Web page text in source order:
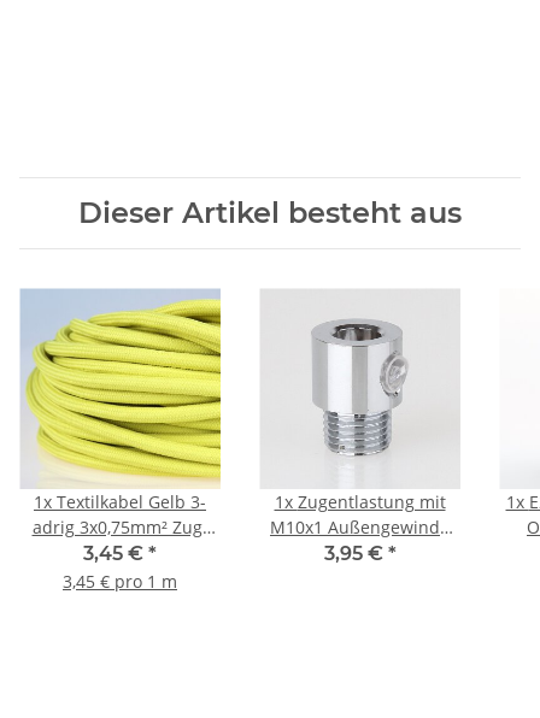
Dieser Artikel besteht aus
1x Textilkabel Gelb 3-
adrig 3x0,75mm² Zug-
Pendelleitung S03RT-F
3G0,75
3,45 € *
3,45 € pro 1 m
1x Zugentlastung mit
M10x1 Außengewinde
für Kabel 13x17mm
3,95 € *
1x